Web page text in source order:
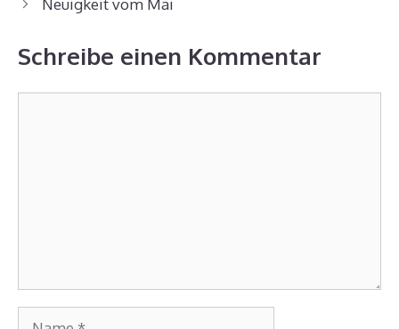
Schreibe einen Kommentar
Name